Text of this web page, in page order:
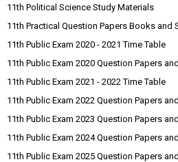
11th Political Science Study Materials
11th Practical Question Papers Books and
11th Public Exam 2020 - 2021 Time Table
11th Public Exam 2020 Question Papers
11th Public Exam 2021 - 2022 Time Table
11th Public Exam 2022 Question Papers
11th Public Exam 2023 Question Papers
11th Public Exam 2024 Question Papers
11th Public Exam 2025 Question Papers